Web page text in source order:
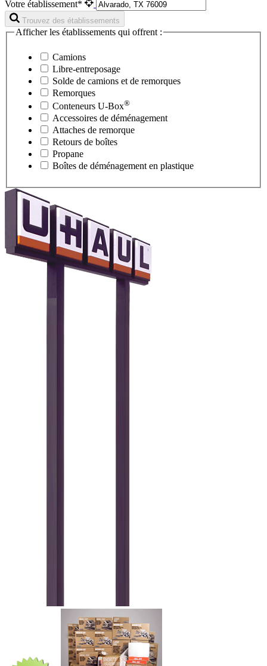
Votre établissement*
Trouvez des établissements
Afficher les établissements qui offrent :
Camions
Libre-entreposage
Solde de camions et de remorques
Remorques
Conteneurs U-Box®
Accessoires de déménagement
Attaches de remorque
Retours de boîtes
Propane
Boîtes de déménagement en plastique